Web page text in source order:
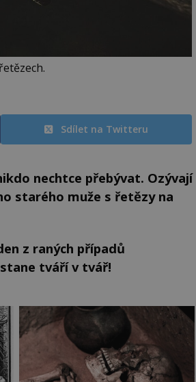
Sdílet na Twitteru
nechtce přebývat. Ozývají
starého muže s řetězy na
z raných případů
tváří v tvář!